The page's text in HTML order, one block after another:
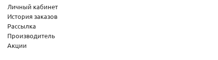
Личный кабинет
История заказов
Рассылка
Производитель
Акции